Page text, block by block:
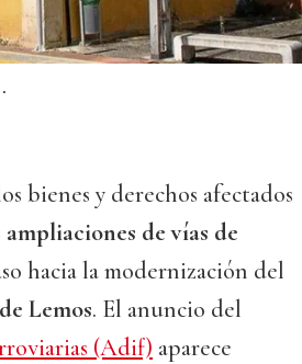
bienes y derechos afectados
ampliaciones de vías de
hacia la modernización del
Lemos. El anuncio del
(Adif) aparece